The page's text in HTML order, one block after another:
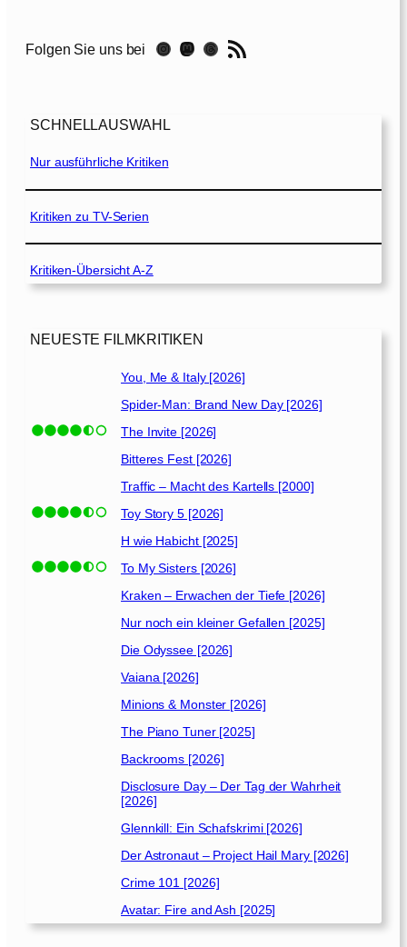
o
e
a
y
e
r
a
W
h
t
Folgen Sie uns bei Instagram Mastodon Threads RSS-Feed
SCHNELLAUSWAHL
Nur ausführliche Kritiken
Kritiken zu TV-Serien
Kritiken-Übersicht A-Z
NEUESTE FILMKRITIKEN
You, Me & Italy [2026]
Spider-Man: Brand New Day [2026]
The Invite [2026]
Bitteres Fest [2026]
Traffic – Macht des Kartells [2000]
Toy Story 5 [2026]
H wie Habicht [2025]
To My Sisters [2026]
Kraken – Erwachen der Tiefe [2026]
Nur noch ein kleiner Gefallen [2025]
Die Odyssee [2026]
Vaiana [2026]
Minions & Monster [2026]
The Piano Tuner [2025]
Backrooms [2026]
Disclosure Day – Der Tag der Wahrheit
[2026]
Glennkill: Ein Schafskrimi [2026]
Der Astronaut – Project Hail Mary [2026]
Crime 101 [2026]
Avatar: Fire and Ash [2025]